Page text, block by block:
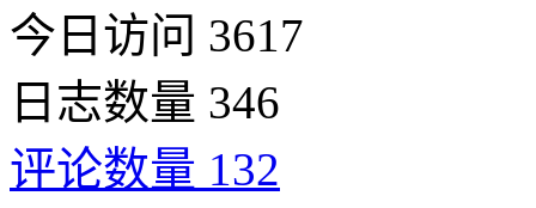
今日访问 3617
日志数量 346
评论数量 132